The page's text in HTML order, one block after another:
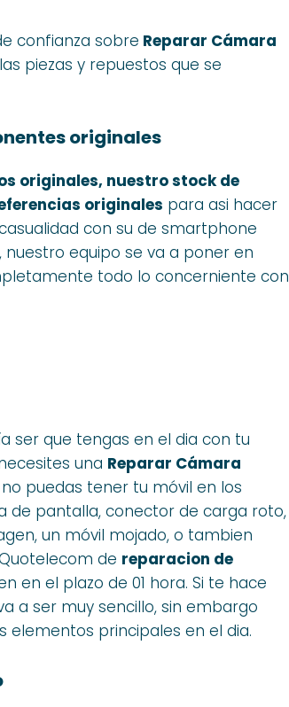
confianza sobre Reparar Cámara
piezas y repuestos que se
originales
originales, nuestro stock de
originales para asi hacer
con su de smartphone
equipo se va a poner en
todo lo concerniente con
ser que tengas en el dia con tu
una Reparar Cámara
puedas tener tu móvil en los
de pantalla, conector de carga roto,
un móvil mojado, o tambien
de reparacion de
en el plazo de 01 hora. Si te hace
a ser muy sencillo, sin embargo
principales en el dia.